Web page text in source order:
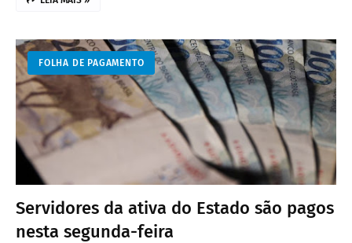
FOLHA DE PAGAMENTO
Servidores da ativa do Estado são pagos
nesta segunda-feira